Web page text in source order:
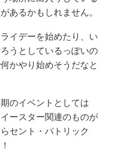
あるかもしれません。
イデーを始めたり、い
うとしているっぽいの
かやり始めそうだなと
のイベントとしては
ースター関連のものが
セント・パトリック